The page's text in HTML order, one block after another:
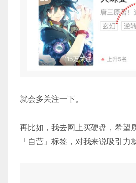
就会多关注一下。
再比如，我去网上买硬盘，希望
「自营」标签，对我来说吸引力